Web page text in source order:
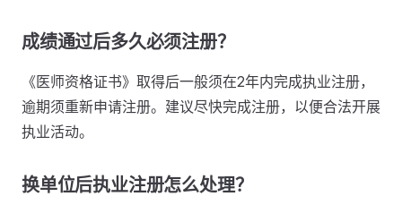
成绩通过后多久必须注册？
《医师资格证书》取得后一般须在2年内完成执业注册，
逾期须重新申请注册。建议尽快完成注册，以便合法开展
执业活动。
换单位后执业注册怎么处理？